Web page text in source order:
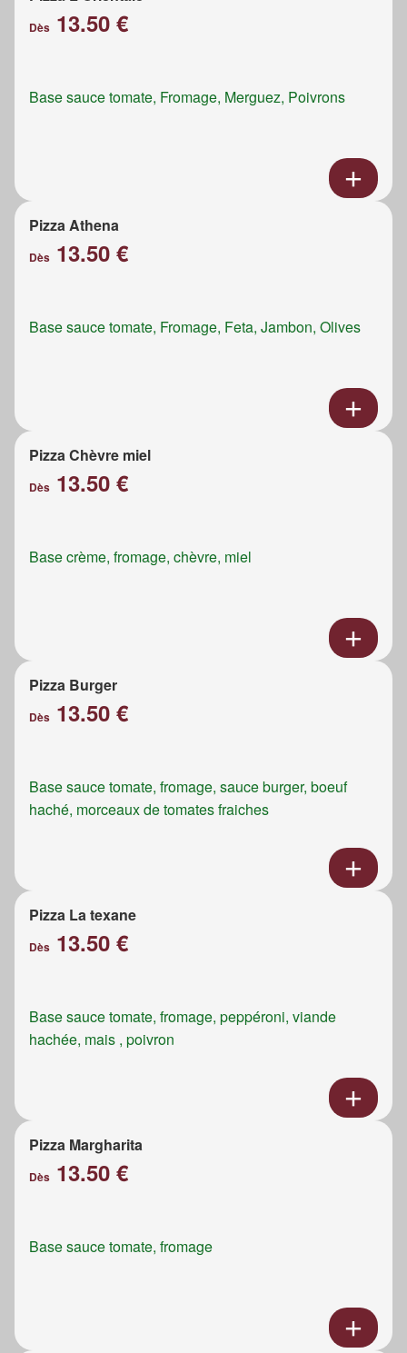
Dès 13.50 €
Base sauce tomate, Fromage, Merguez, Poivrons
Pizza Athena
Dès 13.50 €
Base sauce tomate, Fromage, Feta, Jambon, Olives
Pizza Chèvre miel
Dès 13.50 €
Base crème, fromage, chèvre, miel
Pizza Burger
Dès 13.50 €
Base sauce tomate, fromage, sauce burger, boeuf
haché, morceaux de tomates fraiches
Pizza La texane
Dès 13.50 €
Base sauce tomate, fromage, peppéroni, viande
hachée, mais , poivron
Pizza Margharita
Dès 13.50 €
Base sauce tomate, fromage